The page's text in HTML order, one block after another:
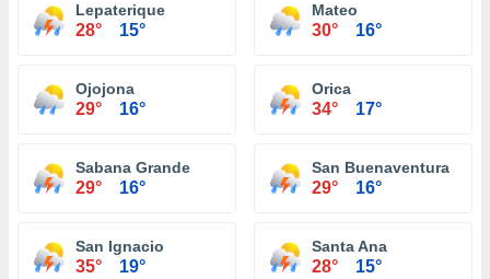
Lepaterique
28° 15°
Mateo
30° 16°
Ojojona
29° 16°
Orica
34° 17°
Sabana Grande
29° 16°
San Buenaventura
29° 16°
San Ignacio
35° 19°
Santa Ana
28° 15°